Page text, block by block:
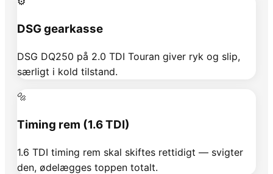
DSG gearkasse
DSG DQ250 på 2.0 TDI Touran giver ryk og slip,
særligt i kold tilstand.
🔩
Timing rem (1.6 TDI)
1.6 TDI timing rem skal skiftes rettidigt — svigter
den, ødelægges toppen totalt.